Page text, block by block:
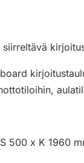
siirreltävä
500 x K 1960